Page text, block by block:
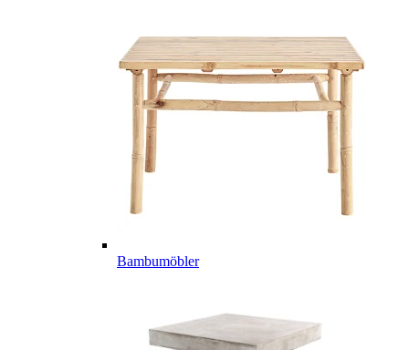
Bambumöbler